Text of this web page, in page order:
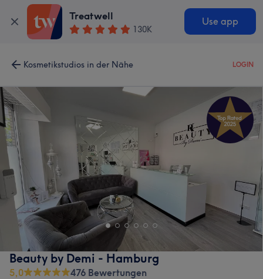
Treatwell
130K
Use app
Kosmetikstudios in der Nähe LOGIN
Beauty by Demi - Hamburg
5,0
476 Bewertungen